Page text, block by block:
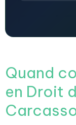
Quand
en Droit